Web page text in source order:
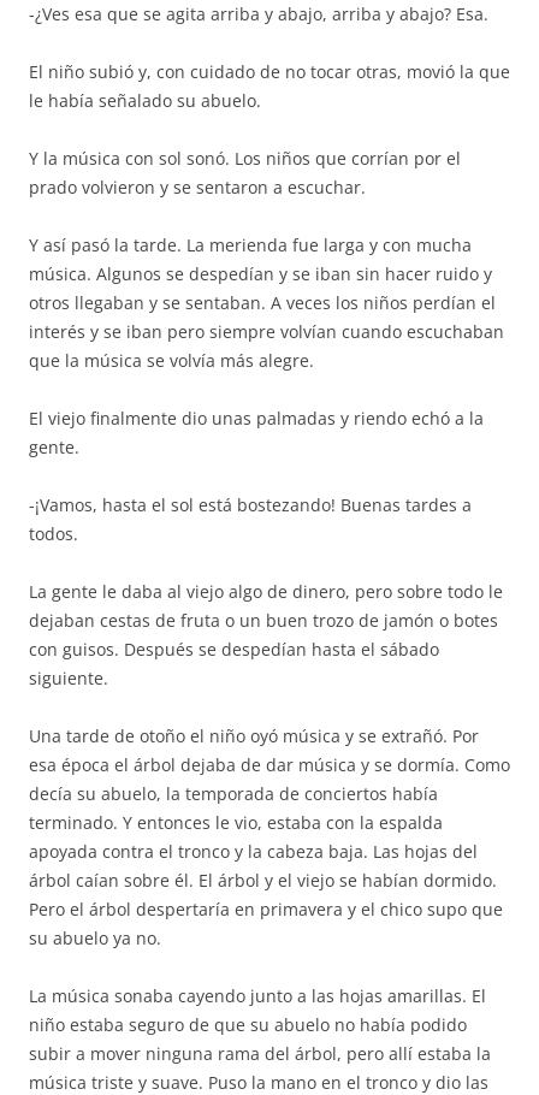
-¿Ves esa que se agita arriba y abajo, arriba y abajo? Esa.
El niño subió y, con cuidado de no tocar otras, movió la que
le había señalado su abuelo.
Y la música con sol sonó. Los niños que corrían por el
prado volvieron y se sentaron a escuchar.
Y así pasó la tarde. La merienda fue larga y con mucha
música. Algunos se despedían y se iban sin hacer ruido y
otros llegaban y se sentaban. A veces los niños perdían el
interés y se iban pero siempre volvían cuando escuchaban
que la música se volvía más alegre.
El viejo finalmente dio unas palmadas y riendo echó a la
gente.
-¡Vamos, hasta el sol está bostezando! Buenas tardes a
todos.
La gente le daba al viejo algo de dinero, pero sobre todo le
dejaban cestas de fruta o un buen trozo de jamón o botes
con guisos. Después se despedían hasta el sábado
siguiente.
Una tarde de otoño el niño oyó música y se extrañó. Por
esa época el árbol dejaba de dar música y se dormía. Como
decía su abuelo, la temporada de conciertos había
terminado. Y entonces le vio, estaba con la espalda
apoyada contra el tronco y la cabeza baja. Las hojas del
árbol caían sobre él. El árbol y el viejo se habían dormido.
Pero el árbol despertaría en primavera y el chico supo que
su abuelo ya no.
La música sonaba cayendo junto a las hojas amarillas. El
niño estaba seguro de que su abuelo no había podido
subir a mover ninguna rama del árbol, pero allí estaba la
música triste y suave. Puso la mano en el tronco y dio las